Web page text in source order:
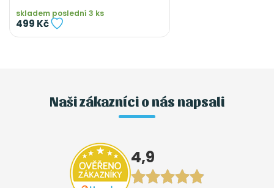
skladem poslední 3 ks
499 Kč
Naši zákazníci o nás napsali
4,9